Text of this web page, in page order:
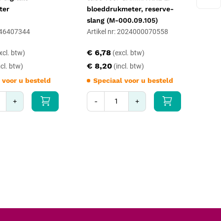
rubbermat is met een vochtige doek te reinigen. Voor transport is de
een geijkte weging niet nodig, dan biedt deseca 762 met fijne
voor u besteld
+
bloeddrukmeter, reserve-
slang (M-000.09.105)
Artikel nr: 2024000070558
€ 8,20
€ 6,78
Speciaal voor u besteld
- +